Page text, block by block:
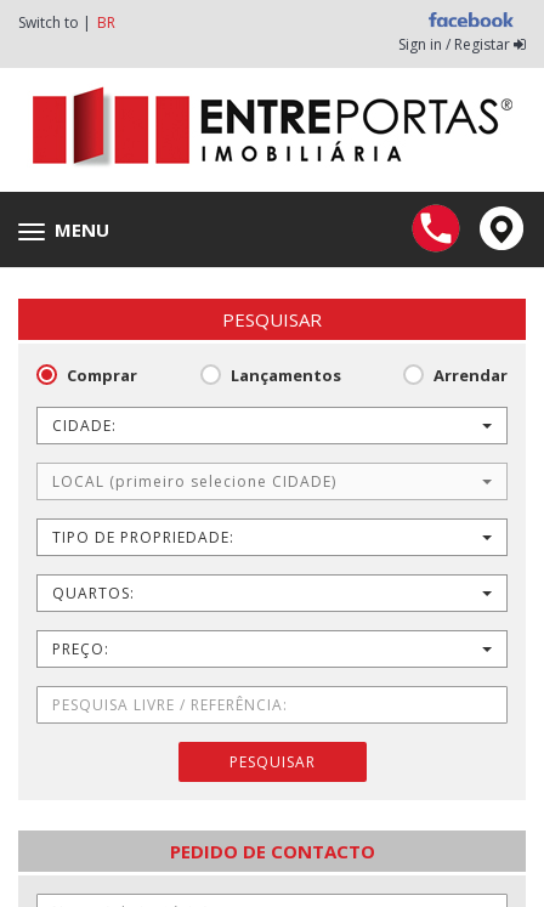
Switch to | BR
Sign in / Registar
Toggle
navigation
MENU
PESQUISAR
Comprar Lançamentos Arrendar
CIDADE:
LOCAL (primeiro selecione CIDADE)
TIPO DE PROPRIEDADE:
QUARTOS:
PREÇO:
PESQUISAR
PEDIDO DE CONTACTO